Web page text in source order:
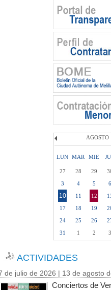
AGOSTO
LUN MAR MIE
27 28 29
3
4 5 6
10 11 12
17
18 19
24
25 26
31
1 2 3
ACTIVIDADES
de julio de 2026 | 13 de agosto
Conciertos de